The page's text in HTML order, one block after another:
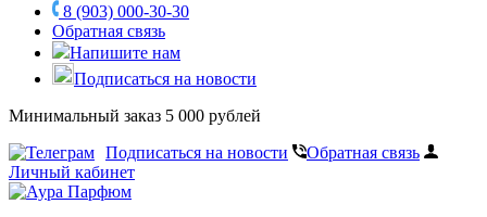
8 (903) 000-30-30
Обратная связь
Напишите нам
Подписаться на новости
Минимальный заказ 5 000 рублей
Подписаться на новости
Обратная связь
Личный кабинет